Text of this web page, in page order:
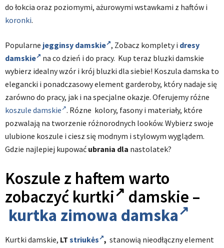
do łokcia oraz poziomymi, ażurowymi wstawkami z haftów i
koronki.
Popularne jegginsy damskie , Zobacz komplety i dresy
damskie
na co dzień i do pracy. Kup teraz bluzki damskie
wybierz idealny wzór i krój bluzki dla siebie! Koszula damska to
elegancki i ponadczasowy element garderoby, który nadaje się
zarówno do pracy, jak i na specjalne okazje. Oferujemy różne
koszule damskie . Rózne kolory, fasony i materiały, które
pozwalają na tworzenie różnorodnych looków. Wybierz swoje
ulubione koszule i ciesz się modnym i stylowym wyglądem.
Gdzie najlepiej kupować ubrania dla nastolatek?
Koszule z haftem warto
zobaczyć kurtki
damskie –
kurtka zimowa damska
Kurtki damskie, LT striukės , stanowią nieodłączny element